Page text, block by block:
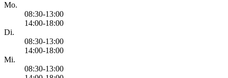
Mo.
08:30-13:00
14:00-18:00
Di.
08:30-13:00
14:00-18:00
Mi.
08:30-13:00